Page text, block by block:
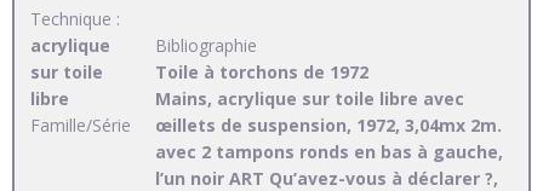
Technique :
acrylique
sur toile
libre
Famille/Série
Bibliographie
Toile à torchons de 1972
Mains, acrylique sur toile libre avec
œillets de suspension, 1972, 3,04mx 2m.
avec 2 tampons ronds en bas à gauche,
l’un noir ART Qu’avez-vous à déclarer ?,